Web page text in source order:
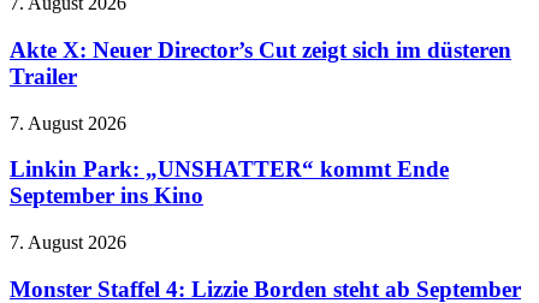
zu
bezahlbarer
Neuer
Director’s
Cut
sich
düsteren
Trailer
Akte X: Neuer Director’s Cut zeigt sich im düsteren
Trailer
Linkin
„UNSHATTER“
kommt
Ende
ins
7. August 2026
Linkin Park: „UNSHATTER“ kommt Ende
September ins Kino
Monster
4:
7. August 2026
Monster Staffel 4: Lizzie Borden steht ab September